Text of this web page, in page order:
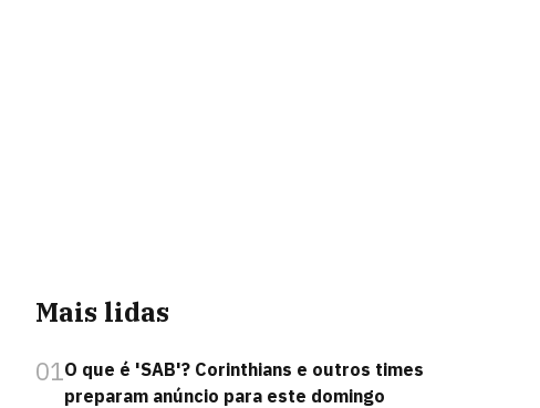
Mais lidas
01O que é 'SAB'? Corinthians e outros times
preparam anúncio para este domingo